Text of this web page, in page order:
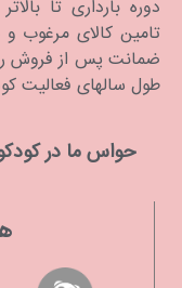
تامین کالای مرغوب و
ضمانت پس از فروش
طول سالهای فعالیت
حواس ما در